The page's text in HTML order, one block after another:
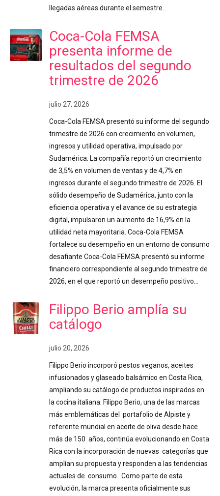
llegadas aéreas durante el semestre…
Coca-Cola FEMSA
presenta informe de
resultados del segundo
trimestre de 2026
julio 27, 2026
Coca-Cola FEMSA presentó su informe del segundo
trimestre de 2026 con crecimiento en volumen,
ingresos y utilidad operativa, impulsado por
Sudamérica. La compañía reportó un crecimiento
de 3,5% en volumen de ventas y de 4,7% en
ingresos durante el segundo trimestre de 2026. El
sólido desempeño de Sudamérica, junto con la
eficiencia operativa y el avance de su estrategia
digital, impulsaron un aumento de 16,9% en la
utilidad neta mayoritaria. Coca-Cola FEMSA
fortalece su desempeño en un entorno de consumo
desafiante Coca-Cola FEMSA presentó su informe
financiero correspondiente al segundo trimestre de
2026, en el que reportó un desempeño positivo…
Filippo Berio amplía su
catálogo
julio 20, 2026
Filippo Berio incorporó pestos veganos, aceites
infusionados y glaseado balsámico en Costa Rica,
ampliando su catálogo de productos inspirados en
la cocina italiana. Filippo Berio, una de las marcas
más emblemáticas del portafolio de Alpiste y
referente mundial en aceite de oliva desde hace
más de 150 años, continúa evolucionando en Costa
Rica con la incorporación de nuevas categorías que
amplían su propuesta y responden a las tendencias
actuales de consumo. Como parte de esta
evolución, la marca presenta oficialmente sus